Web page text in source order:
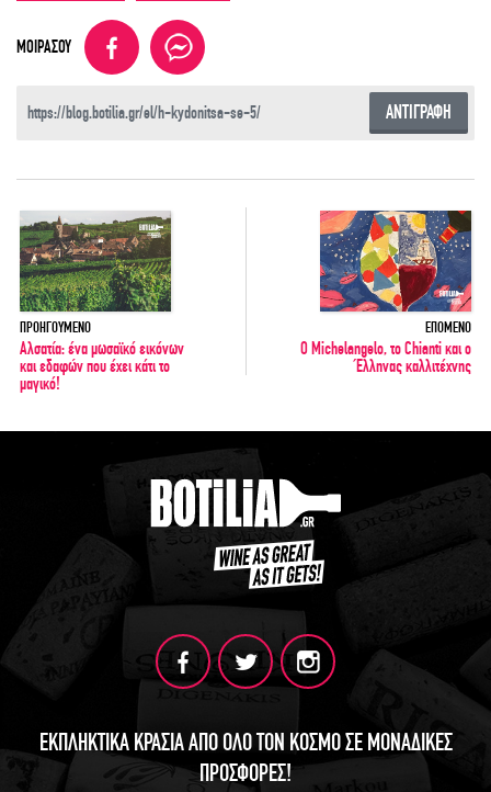
ΜΟΙΡΑΣΟΥ
ΑΝΤΙΓΡΑΦΗ
ΠΡΟΗΓΟΥΜΕΝΟ
Αλσατία: ένα μωσαϊκό εικόνων
και εδαφών που έχει κάτι το
μαγικό!
ΕΠΟΜΕΝΟ
Ο Michelangelo, το Chianti και ο
Έλληνας καλλιτέχνης
ΕΚΠΛΗΚΤΙΚΑ ΚΡΑΣΙΑ ΑΠΟ ΟΛΟ ΤΟΝ ΚΟΣΜΟ ΣΕ ΜΟΝΑΔΙΚΕΣ
ΠΡΟΣΦΟΡΕΣ!